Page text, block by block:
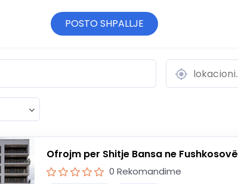
POSTO SHPALLJE
Ofrojm per Shitje Bansa ne Fushkosovë
0 Rekomandime